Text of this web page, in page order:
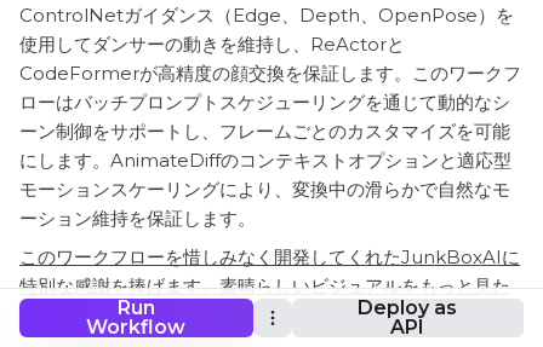
Run
Workflow
Deploy as
API
ControlNetガイダンス（Edge、Depth、OpenPose）を
使用してダンサーの動きを維持し、ReActorと
CodeFormerが高精度の顔交換を保証します。このワークフ
ローはバッチプロンプトスケジューリングを通じて動的なシ
ーン制御をサポートし、フレームごとのカスタマイズを可能
にします。AnimateDiffのコンテキストオプションと適応型
モーションスケーリングにより、変換中の滑らかで自然なモ
ーション維持を保証します。
このワークフローを惜しみなく開発してくれたJunkBoxAIに
特別な感謝を捧げます。素晴らしいビジュアルをもっと見た
い方は、彼のInstagramを必ずチェックしてください。